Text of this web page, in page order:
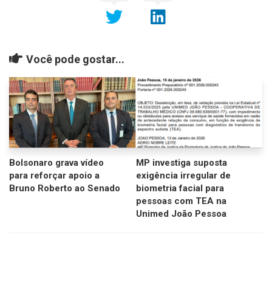
Você pode gostar...
Bolsonaro grava vídeo
para reforçar apoio a
Bruno Roberto ao Senado
MP investiga suposta
exigência irregular de
biometria facial para
pessoas com TEA na
Unimed João Pessoa